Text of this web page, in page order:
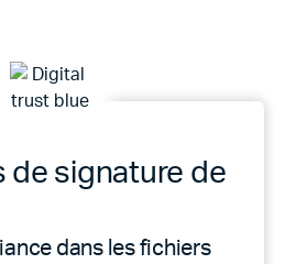
de signature de
dans les fichiers